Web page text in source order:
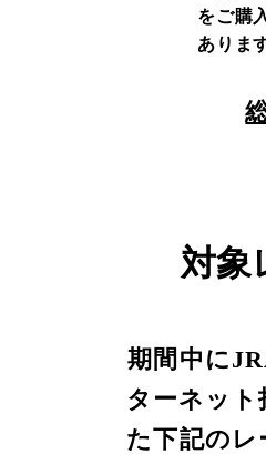
をご購
ありま
対象
期間中に
ターネット
た下記のレ